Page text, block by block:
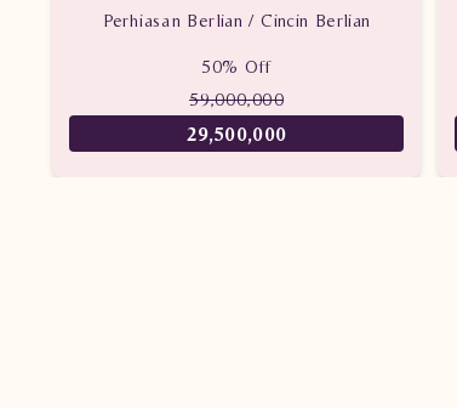
Perhiasan Berlian / Cincin Berlian
50% Off
59,000,000
29,500,000